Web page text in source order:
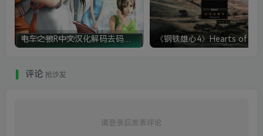
评论 抢沙发
请登录后发表评论